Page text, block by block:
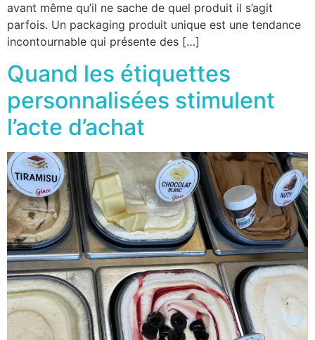
avant même qu’il ne sache de quel produit il s’agit
parfois. Un packaging produit unique est une tendance
incontournable qui présente des […]
Quand les étiquettes
personnalisées stimulent
l’acte d’achat